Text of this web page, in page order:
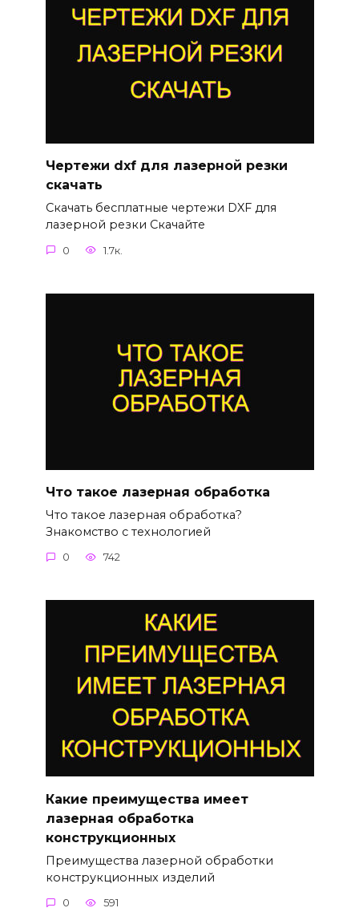
Чертежи dxf для лазерной резки
скачать
Скачать бесплатные чертежи DXF для
лазерной резки Скачайте
0 1.7к.
Что такое лазерная обработка
Что такое лазерная обработка?
Знакомство с технологией
0 742
Какие преимущества имеет
лазерная обработка
конструкционных
Преимущества лазерной обработки
конструкционных изделий
0 591